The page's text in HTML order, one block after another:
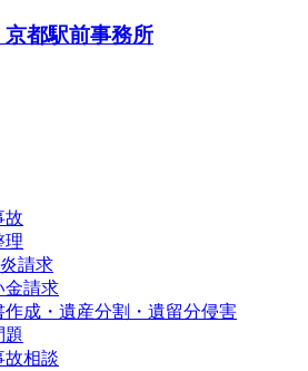
故
理
請求
金請求
作成・遺産分割・遺留分侵害
題
故相談